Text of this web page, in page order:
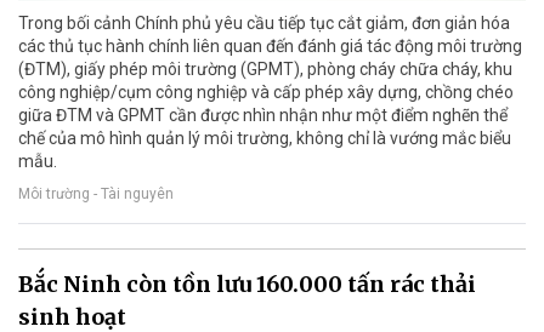
Trong bối cảnh Chính phủ yêu cầu tiếp tục cắt giảm, đơn giản hóa
các thủ tục hành chính liên quan đến đánh giá tác động môi trường
(ĐTM), giấy phép môi trường (GPMT), phòng cháy chữa cháy, khu
công nghiệp/cụm công nghiệp và cấp phép xây dựng, chồng chéo
giữa ĐTM và GPMT cần được nhìn nhận như một điểm nghẽn thể
chế của mô hình quản lý môi trường, không chỉ là vướng mắc biểu
mẫu.
Môi trường - Tài nguyên
Bắc Ninh còn tồn lưu 160.000 tấn rác thải
sinh hoạt